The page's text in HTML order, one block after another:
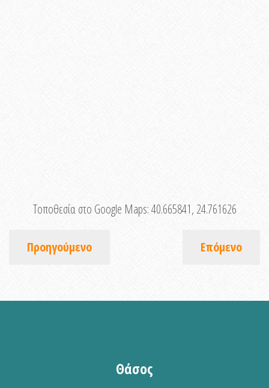
Τοποθεσία στο Google Maps:40.665841, 24.761626
Προηγούμενο Επόμενο
Θάσος